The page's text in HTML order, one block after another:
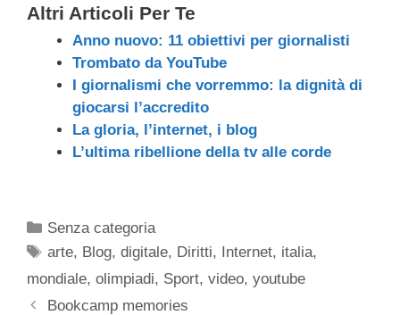
Altri Articoli Per Te
Anno nuovo: 11 obiettivi per giornalisti
Trombato da YouTube
I giornalismi che vorremmo: la dignità di
giocarsi l’accredito
La gloria, l’internet, i blog
L’ultima ribellione della tv alle corde
Categorie
Senza categoria
Tag
arte, Blog,digitale, Diritti, Internet, italia,
mondiale, olimpiadi, Sport, video, youtube
Bookcamp memories